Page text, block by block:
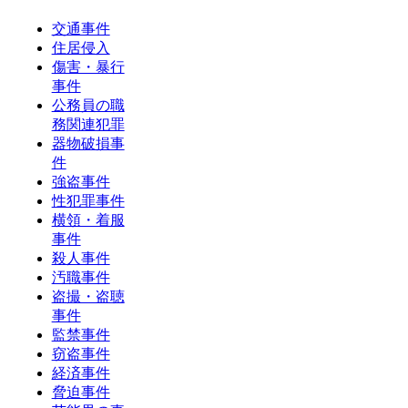
交通事件
住居侵入
傷害・暴行
事件
公務員の職
務関連犯罪
器物破損事
件
強盗事件
性犯罪事件
横領・着服
事件
殺人事件
汚職事件
盗撮・盗聴
事件
監禁事件
窃盗事件
経済事件
脅迫事件